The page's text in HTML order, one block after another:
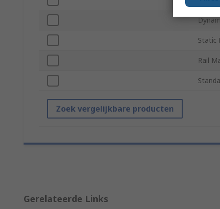
Static
Rail
Zoek vergelijkbare producten
Gerelateerde Links